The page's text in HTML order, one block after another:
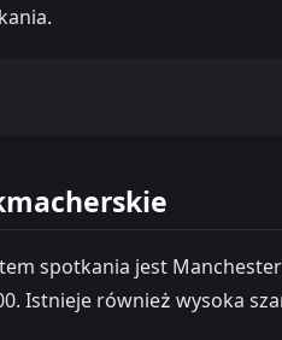
spotkania jest
Istnieje również wysoka